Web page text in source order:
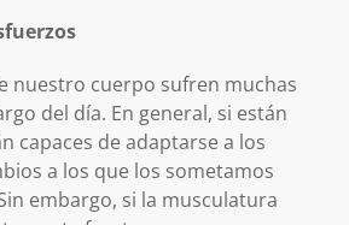
nuestro cuerpo sufren muchas
del día. En general, si están
capaces de adaptarse a los
a los que los sometamos
embargo, si la musculatura